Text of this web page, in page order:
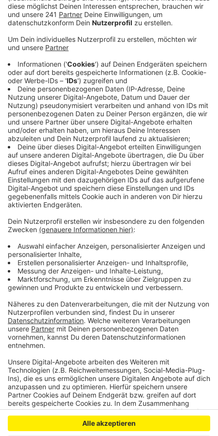
Anzeige
Veröffentlicht:Donnerstag, 13.02.2025 17:01
Anzeige
Entsprechende Anträge bei der jeweiligen Kommune
seien aber noch bis zum 21. Februar um 15 Uhr
möglich. Die abgegebene Briefwahlstimme muss dann
bis zum Wahlabend um 18 Uhr bei der jeweiligen
Verwaltung eingehen. Und das ist auch der Grund,
warum sich Briefwähler jetzt um ihre Unterlagen
kümmern sollten. Denn die Wahlbriefe sollten bis
spätestens zum Donnerstag vor der Wahl in der Post
liegen, damit sie rechtzeitig ankommen. Porto muss
man dafür übrigens keines zahlen. Alternativ kann man
die Briefwahlstimme natürlich auch selbst bei der
Stadt oder Gemeinde einwerfen. Wer am Wahltag
krank wird, der kann ausnahmsweise und auch nur mit
Nachweis noch am Wahltag selbst bis 15 Uhr
Briefwahl beantragen. Und für alle, die ihren
Wahlschein verloren haben: Die können noch bis zum
22. Februar bis zum Mittag einen neuen beantragen.
Anzeige